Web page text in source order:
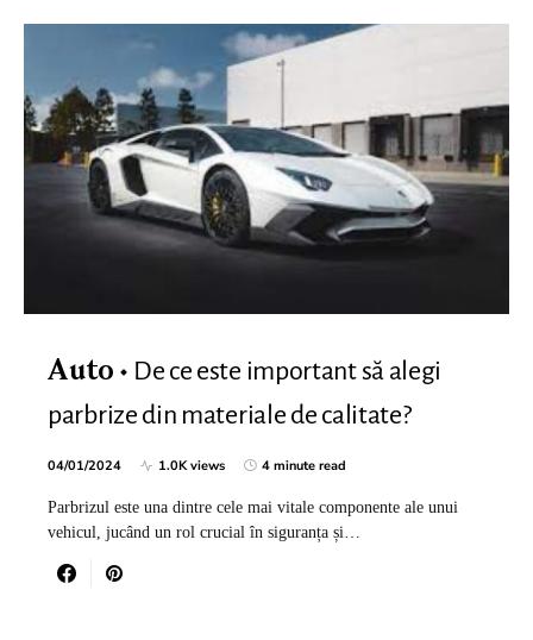
Auto
De ce este important să alegi
parbrize din materiale de calitate?
04/01/2024 1.0K views 4 minute read
Parbrizul este una dintre cele mai vitale componente ale unui
vehicul, jucând un rol crucial în siguranța și…